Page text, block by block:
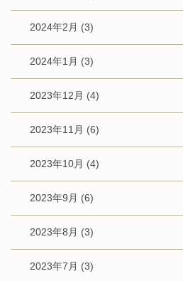
2024年2月 (3)
2024年1月 (3)
2023年12月 (4)
2023年11月 (6)
2023年10月 (4)
2023年9月 (6)
2023年8月 (3)
2023年7月 (3)